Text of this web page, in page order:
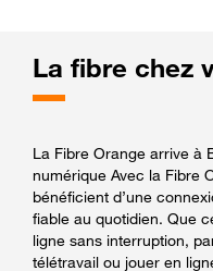
La fibre chez
La Fibre Orange arrive à
numérique Avec la Fibre
bénéficient d’une
fiable au quotidien. Que
ligne sans interruption,
télétravail ou jouer en